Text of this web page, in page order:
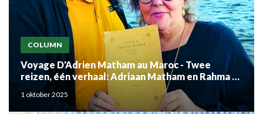
COLUMN
Voyage D'Adrien Matham au Maroc - Twee
reizen, één verhaal: Adriaan Matham en Rahma el
Mouden
1 oktober 2025